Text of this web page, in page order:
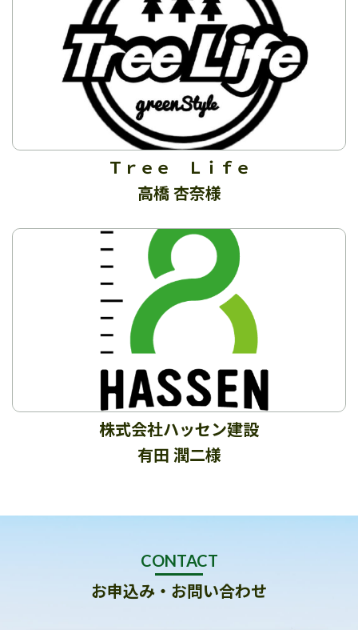
Ｔｒｅｅ Ｌｉｆｅ
高橋 杏奈様
株式会社ハッセン建設
有田 潤二様
CONTACT
お申込み・お問い合わせ